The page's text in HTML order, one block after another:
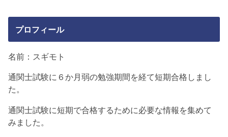
プロフィール
名前：スギモト
通関士試験に６か月弱の勉強期間を経て短期合格しまし
た。
通関士試験に短期で合格するために必要な情報を集めて
みました。